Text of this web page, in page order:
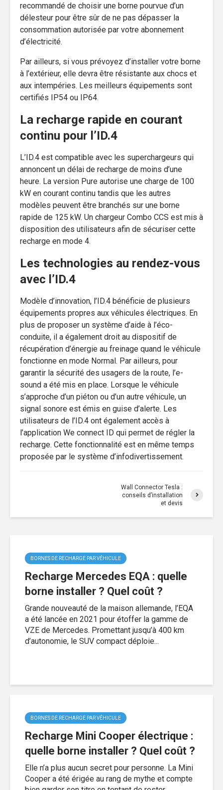
recommandé de choisir une borne pourvue d’un
délesteur pour être sûr de ne pas dépasser la
consommation autorisée par votre abonnement
d’électricité.
Par ailleurs, si vous prévoyez d’installer votre borne
à l’extérieur, elle devra être résistante aux chocs et
aux intempéries. Les meilleurs équipements sont
certifiés IP54 ou IP64.
La recharge rapide en courant
continu pour l’ID.4
L’ID.4 est compatible avec les superchargeurs qui
annoncent un délai de recharge de moins d’une
heure. La version Pure autorise une charge de 100
kW en courant continu tandis que les autres
modèles peuvent être branchés sur une borne
rapide de 125 kW. Un chargeur Combo CCS est mis à
disposition des utilisateurs afin de sécuriser cette
recharge en mode 4.
Les technologies au rendez-vous
avec l’ID.4
Modèle d’innovation, l’ID.4 bénéficie de plusieurs
équipements propres aux véhicules électriques. En
plus de proposer un système d’aide à l’éco-
conduite, il a également droit au dispositif de
récupération d’énergie au freinage quand le véhicule
fonctionne en mode Normal. Par ailleurs, pour
garantir la sécurité des usagers de la route, l’e-
sound a été mis en place. Lorsque le véhicule
s’approche d’un piéton ou d’un autre véhicule, un
signal sonore est émis en guise d’alerte. Les
utilisateurs de l’ID.4 ont également accès à
l’application We connect ID qui permet de régler la
recharge. Cette fonctionnalité est en même temps
proposée par le système d’infodivertissement.
Wall Connector Tesla :
conseils d’installation
et devis
BORNES DE RECHARGE PAR VÉHICULE
Recharge Mercedes EQA : quelle
borne installer ? Quel coût ?
Grande nouveauté de la maison allemande, l’EQA
a été lancée en 2021 pour étoffer la gamme de
VZE de Mercedes. Promettant jusqu’à 400 km
d’autonomie, le SUV compact déploie...
BORNES DE RECHARGE PAR VÉHICULE
Recharge Mini Cooper électrique :
quelle borne installer ? Quel coût ?
Elle n’a plus aucun secret pour personne. La Mini
Cooper a été érigée au rang de mythe et compte